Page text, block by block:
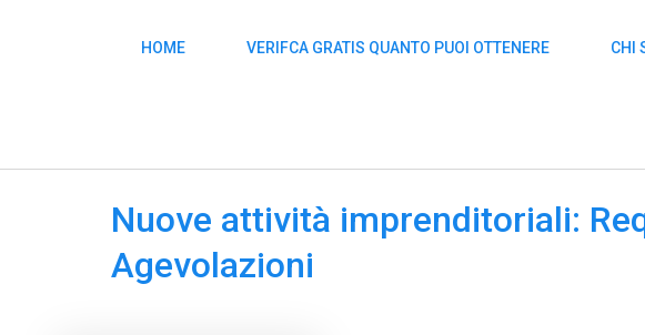
HOME VERIFCA GRATIS QUANTO PUOI OTTENERE CHI
Nuove attività imprenditoriali:
Agevolazioni